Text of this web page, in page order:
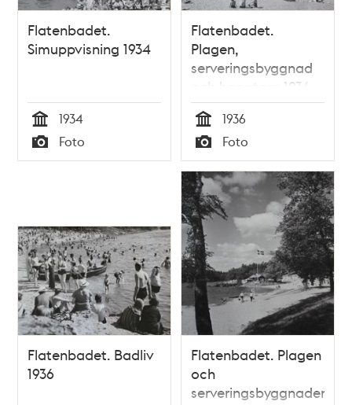
Flatenbadet.
Simuppvisning 1934
Tid
1934
Typ
Foto
Flatenbadet.
Plagen,
serveringsbyggnad
och hopptorn 1936
Tid
1936
Typ
Foto
Flatenbadet. Badliv
1936
Flatenbadet. Plagen
och
serveringsbyggnaden